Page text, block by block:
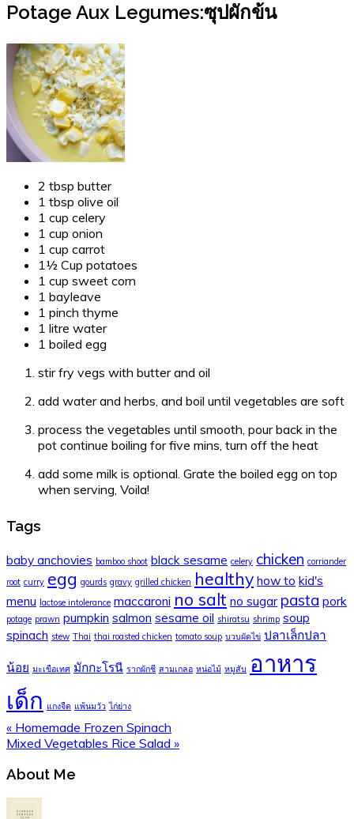
Potage Aux Legumes:ซุปผักข้น
2 tbsp butter
1 tbsp olive oil
1 cup celery
1 cup onion
1 cup carrot
1½ Cup potatoes
1 cup sweet corn
1 bayleave
1 pinch thyme
1 litre water
1 boiled egg
stir fry vegs with butter and oil
add water and herbs, and boil until vegetables are soft
process the vegetables until smooth, pour back in the
pot continue boiling for five mins, turn off the heat
add some milk is optional. Grate the boiled egg on top
when serving, Voila!
Tags
baby anchovies bamboo shoot black sesame celery chicken corriander
root curry egg gourds gravy grilled chicken healthy how to kid's
menu lactose intolerance maccaroni no salt no sugar pasta pork
potage prawn pumpkin salmon sesame oil shiratsu shrimp soup
spinach stew Thai thai roasted chicken tomato soup บวบผัดไข่ ปลาเล็กปลา
น้อย มะเขือเทศ มักกะโรนี รากผักชี สามเกลอ หน่อไม้ หมูสับ อาหาร
เด็ก แกงจืด แพ้นมวัว ไก่ย่าง
Previous
Post:
« Homemade Frozen Spinach
Next
Mixed Vegetables Rice Salad »
Primary
Sidebar
About Me